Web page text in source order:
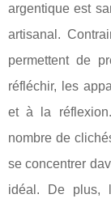
argentique est
artisanal.
permettent de
réfléchir, les
et à la
nombre de
se concentrer
idéal. De plus,